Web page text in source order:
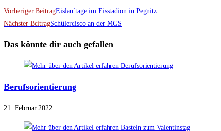
Vorheriger BeitragEislauftage im Eisstadion in Pegnitz
Nächster BeitragSchülerdisco an der MGS
Das könnte dir auch gefallen
Berufsorientierung
21. Februar 2022